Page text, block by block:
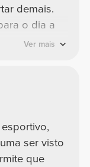
demais.
o dia a
Ver mais
ser visto
que